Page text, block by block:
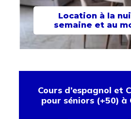
Location à la
semaine et au
Cours d’espagnol et
pour séniors (+50) à